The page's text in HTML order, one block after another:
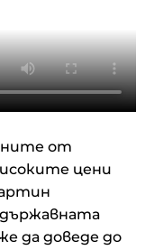
от
цени
да доведе до